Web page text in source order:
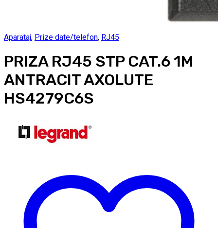
Aparataj, Prize date/telefon, RJ45
PRIZA RJ45 STP CAT.6 1M
ANTRACIT AXOLUTE
HS4279C6S